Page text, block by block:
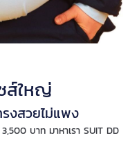
ส์ใหญ่
งสวยไม่แพง
บาท มาหาเรา SUIT DD